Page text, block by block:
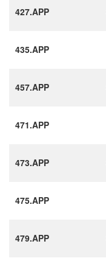
427.APP
435.APP
457.APP
471.APP
473.APP
475.APP
479.APP